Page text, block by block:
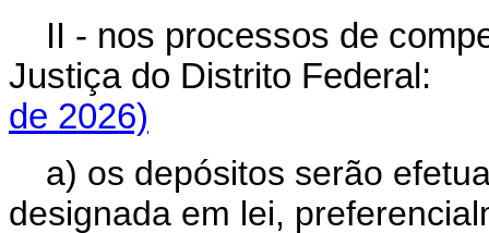
II - nos processos de
Justiça do Distrito Federal:
de 2026)
a) os depósitos serão
designada em lei,